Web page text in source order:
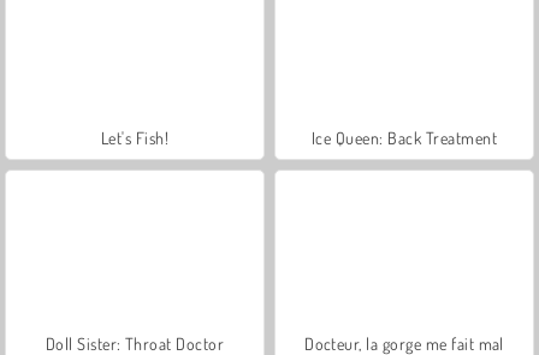
Let's Fish! Ice Queen: Back Treatment
Doll Sister: Throat Doctor Docteur, la gorge me fait mal